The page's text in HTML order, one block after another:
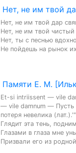
Нет, не им твой
Нет, не им твой дар
Нет, не им твой чистый
Нет, ты с песнью
Не пойдешь на рынок
Памяти Е. М.
Et-si intriissent — vile
— vile damnum —
потеря невелика
Глядит эта тень,
Глазами в глаза мне
Призвали его из